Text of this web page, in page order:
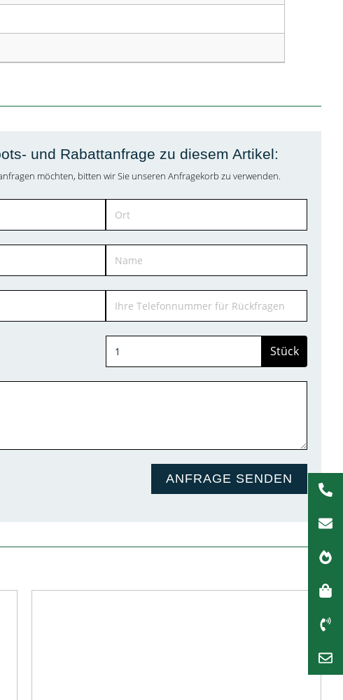
und Rabattanfrage zu diesem Artikel:
möchten, bitten wir Sie unseren Anfragekorb zu verwenden.
Stück
ANFRAGE SENDEN